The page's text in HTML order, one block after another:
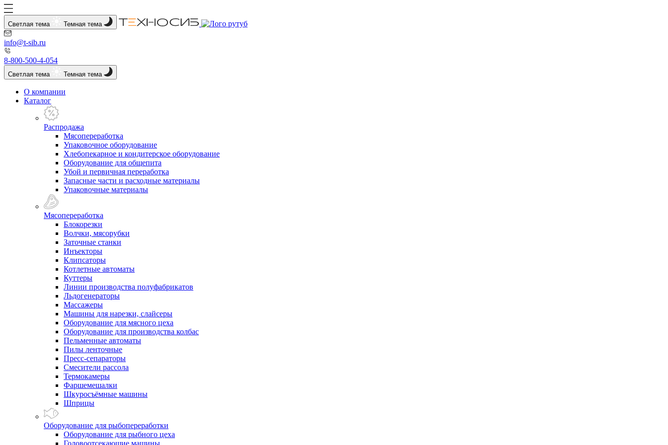
Светлая тема Темная тема
info@t-sib.ru
8-800-500-4-054
Светлая тема Темная тема
О компании
Каталог
Распродажа
Мясопереработка
Упаковочное оборудование
Хлебопекарное и кондитерское оборудование
Оборудование для общепита
Убой и первичная переработка
Запасные части и расходные материалы
Упаковочные материалы
Мясопереработка
Блокорезки
Волчки, мясорубки
Заточные станки
Инъекторы
Клипсаторы
Котлетные автоматы
Куттеры
Линии производства полуфабрикатов
Льдогенераторы
Массажеры
Машины для нарезки, слайсеры
Оборудование для мясного цеха
Оборудование для производства колбас
Пельменные автоматы
Пилы ленточные
Пресс-сепараторы
Смесители рассола
Термокамеры
Фаршемешалки
Шкуросъёмные машины
Шприцы
Оборудование для рыбопереработки
Оборудование для рыбного цеха
Головоотсекающие машины